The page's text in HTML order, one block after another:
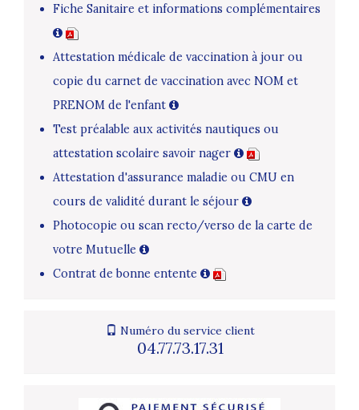
Fiche Sanitaire et informations complémentaires
Attestation médicale de vaccination à jour ou
copie du carnet de vaccination avec NOM et
PRENOM de l'enfant
Test préalable aux activités nautiques ou
attestation scolaire savoir nager
Attestation d'assurance maladie ou CMU en
cours de validité durant le séjour
Photocopie ou scan recto/verso de la carte de
votre Mutuelle
Contrat de bonne entente
Numéro du service client
04.77.73.17.31